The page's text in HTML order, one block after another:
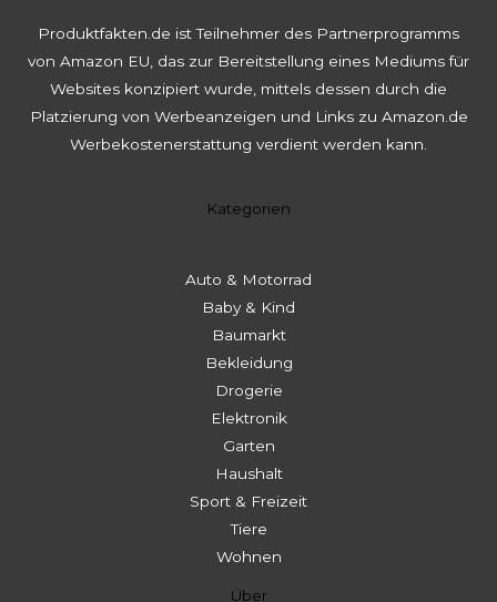
Produktfakten.de ist Teilnehmer des Partnerprogramms
von Amazon EU, das zur Bereitstellung eines Mediums für
Websites konzipiert wurde, mittels dessen durch die
Platzierung von Werbeanzeigen und Links zu Amazon.de
Werbekostenerstattung verdient werden kann.
Kategorien
Auto & Motorrad
Baby & Kind
Baumarkt
Bekleidung
Drogerie
Elektronik
Garten
Haushalt
Sport & Freizeit
Tiere
Wohnen
Über